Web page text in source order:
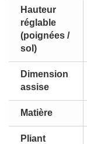
Hauteur
réglable
(poignées /
sol)
Dimension
assise
Matière
Pliant